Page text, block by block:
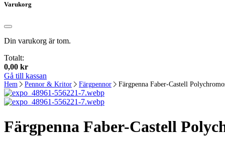
Varukorg
Din varukorg är tom.
Totalt:
0,00 kr
Gå till kassan
Hem Pennor & Kritor Färgpennor Färgpenna Faber-Castell
Färgpenna Faber-Castell